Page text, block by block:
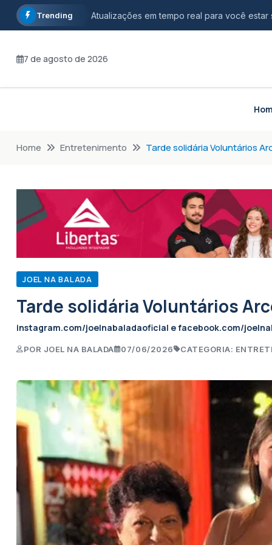
Trending Atualizações em tempo real para você estar
Fique por dentro dos principais
7 de agosto de 2026
Home Entretenimento Tarde solidária Voluntários
JOEL NA BALADA
Tarde solidária Voluntários
instagram.com/joelnabaladaoficial e facebook.com/
POR JOEL NA BALADA 07/06/2026 CATEGORIA: